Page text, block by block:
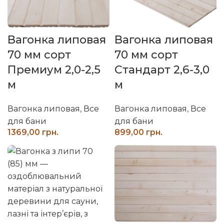
Вагонка липовая
70 мм сорт
Премиум 2,0-2,5
м
Вагонка липовая, Все
для бани
грн.
Вагонка липовая
70 мм сорт
Стандарт 2,6-3,0
м
Вагонка липовая, Все
для бани
грн.